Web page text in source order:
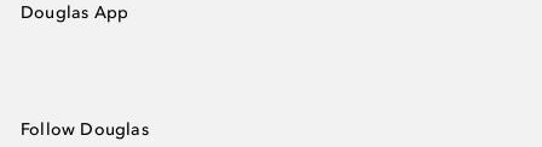
Douglas App
Follow Douglas